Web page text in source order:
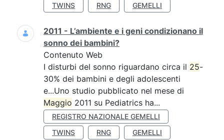
TWINS
RNG GEMELLI
2011 - L’ambiente e i geni condizionano il
sonno dei bambini?
Contenuto Web
I disturbi del sonno riguardano circa il 25-
30% dei bambini e degli adolescenti
e...Uno studio pubblicato nel mese di
Maggio 2011 su Pediatrics ha...
REGISTRO NAZIONALE GEMELLI
TWINS
RNG GEMELLI